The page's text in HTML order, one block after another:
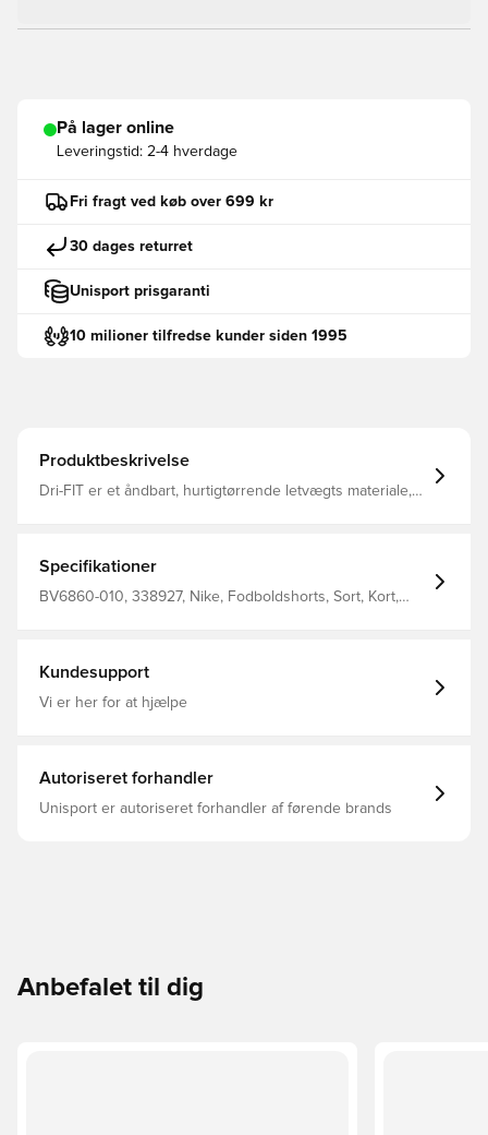
På lager online
Leveringstid: 2-4 hverdage
Fri fragt ved køb over 699 kr
30 dages returret
Unisport prisgaranti
10 milioner tilfredse kunder siden 1995
Produktbeskrivelse
Dri-FIT er et åndbart, hurtigtørrende letvægts materiale,
polyester. Personaliser produktet med to bogstaver eller
to tal. Perfekt til initialer eller nummer.
Specifikationer
BV6860-010, 338927, Nike, Fodboldshorts, Sort, Kort,
Kundesupport
Vi er her for at hjælpe
Autoriseret forhandler
Unisport er autoriseret forhandler af førende brands
Anbefalet til dig